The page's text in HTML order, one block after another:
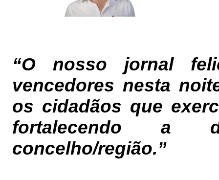
“O nosso jornal
vencedores nesta
os cidadãos que
fortalecendo a
concelho/região.”